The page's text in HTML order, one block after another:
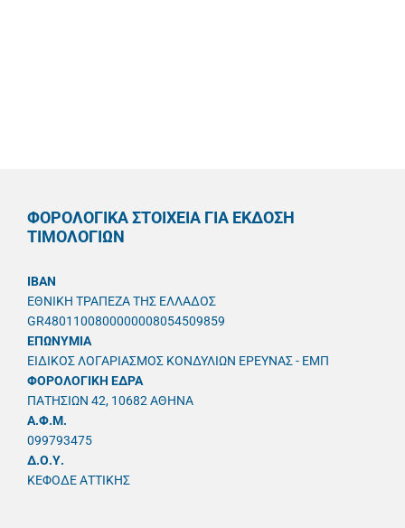
ΦΟΡΟΛΟΓΙΚΑ ΣΤΟΙΧΕΙΑ ΓΙΑ ΕΚΔΟΣΗ
ΤΙΜΟΛΟΓΙΩΝ
IBAN
ΕΘΝΙΚΗ ΤΡΑΠΕΖΑ ΤΗΣ ΕΛΛΑΔΟΣ
GR4801100800000008054509859
ΕΠΩΝΥΜΙΑ
ΕΙΔΙΚΟΣ ΛΟΓΑΡΙΑΣΜΟΣ ΚΟΝΔΥΛΙΩΝ ΕΡΕΥΝΑΣ - ΕΜΠ
ΦΟΡΟΛΟΓΙΚΗ ΕΔΡΑ
ΠΑΤΗΣΙΩΝ 42, 10682 ΑΘΗΝΑ
A.Φ.Μ.
099793475
Δ.Ο.Υ.
ΚΕΦΟΔΕ ΑΤΤΙΚΗΣ